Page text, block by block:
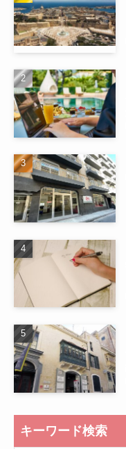
キーワード検索